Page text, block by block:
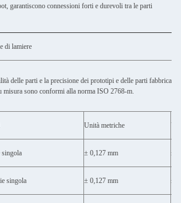
garantiscono connessioni forti e durevoli tra le parti
di lamiere
delle parti e la precisione dei prototipi e delle parti fabbricati,
misura sono conformi alla norma ISO 2768-m.
Unità metriche
± 0,127 mm ±
singola ± 0,127 mm ±